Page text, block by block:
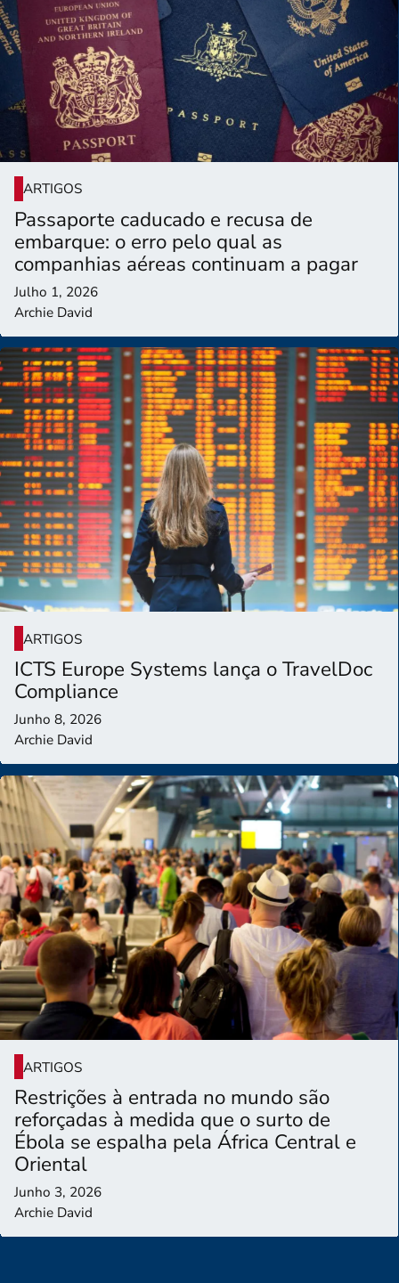
ARTIGOS
Passaporte caducado e recusa de
embarque: o erro pelo qual as
companhias aéreas continuam a pagar
Julho 1, 2026
Archie David
ARTIGOS
ICTS Europe Systems lança o TravelDoc
Compliance
Junho 8, 2026
Archie David
ARTIGOS
Restrições à entrada no mundo são
reforçadas à medida que o surto de
Ébola se espalha pela África Central e
Oriental
Junho 3, 2026
Archie David